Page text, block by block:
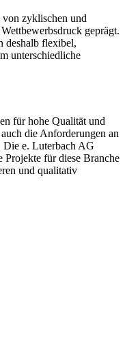
zyklischen und
geprägt.
deshalb flexibel,
unterschiedliche
für hohe Qualität und
die Anforderungen an
Die e. Luterbach AG
Projekte für diese Branche
und qualitativ